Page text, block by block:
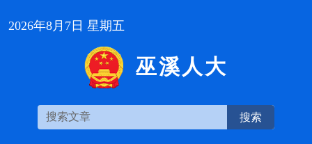
2026年8月7日 星期五
巫溪人大
搜索